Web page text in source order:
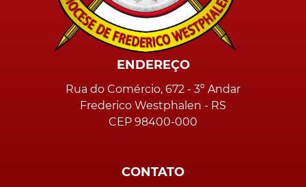
ENDEREÇO
Rua do Comércio, 672 - 3º Andar
Frederico Westphalen - RS
CEP 98400-000
CONTATO